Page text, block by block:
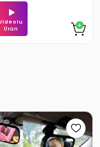
Ürün